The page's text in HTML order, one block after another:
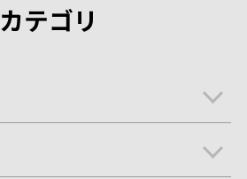
カテゴリ